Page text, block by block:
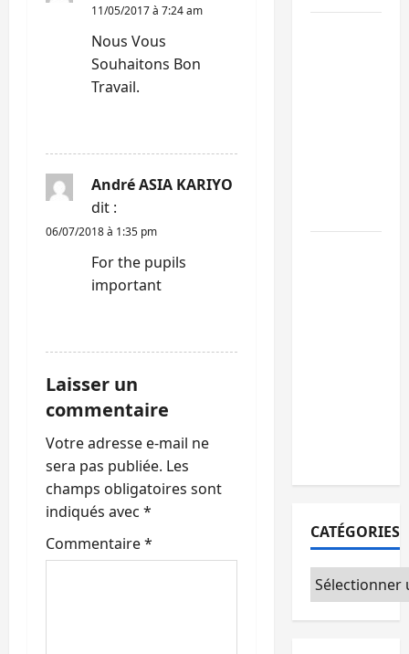
l
e
11/05/2017 à 7:24 am
Nous Vous
Souhaitons Bon
Travail.
André ASIA KARIYO
dit :
06/07/2018 à 1:35 pm
For the pupils
important
Laisser un
commentaire
Votre adresse e-mail ne
sera pas publiée. Les
champs obligatoires sont
indiqués avec *
Commentaire*
CATÉGORIES
Catégories